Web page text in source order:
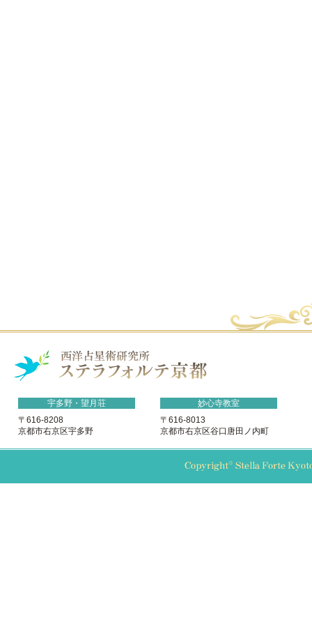
宇多野・望月荘
〒616-8208
京都市右京区宇多野
妙心寺教室
〒616-8013
京都市右京区谷口唐田ノ内町